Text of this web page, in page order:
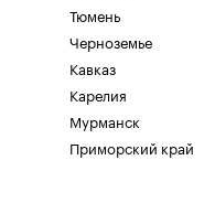
Тюмень
Черноземье
Кавказ
Карелия
Мурманск
Приморский край